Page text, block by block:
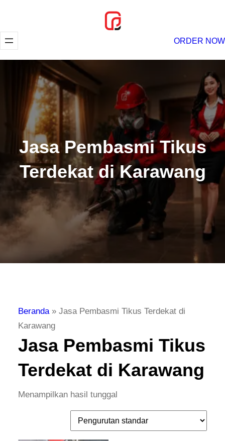
konten
ORDER NOW
Jasa Pembasmi Tikus
Terdekat di Karawang
Beranda» Jasa Pembasmi Tikus Terdekat di
Karawang
Jasa Pembasmi Tikus
Terdekat di Karawang
Menampilkan hasil tunggal